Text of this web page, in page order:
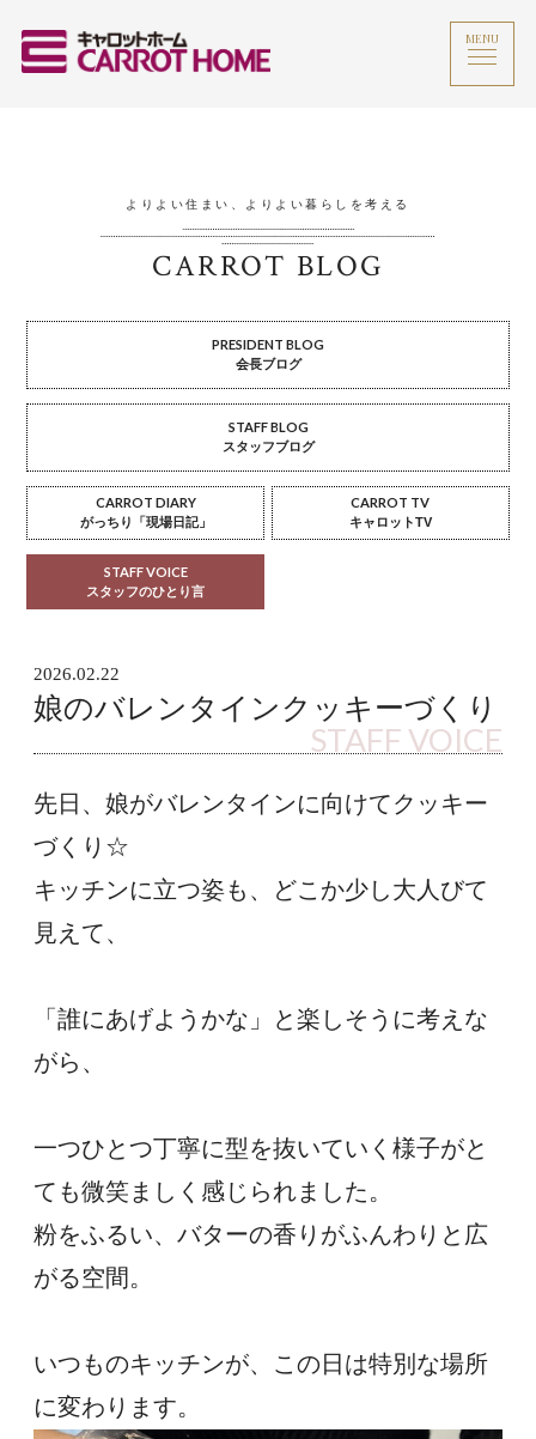
MENU
よりよい住まい、よりよい暮らしを考える
CARROT BLOG
PRESIDENT BLOG
会長ブログ
STAFF BLOG
スタッフブログ
CARROT DIARY
がっちり「現場日記」
CARROT TV
キャロットTV
STAFF VOICE
スタッフのひとり言
2026.02.22
娘のバレンタインクッキーづくり
STAFF VOICE
先日、娘がバレンタインに向けてクッキー
づくり☆
キッチンに立つ姿も、どこか少し大人びて
見えて、
「誰にあげようかな」と楽しそうに考えな
がら、
一つひとつ丁寧に型を抜いていく様子がと
ても微笑ましく感じられました。
粉をふるい、バターの香りがふんわりと広
がる空間。
いつものキッチンが、この日は特別な場所
に変わります。